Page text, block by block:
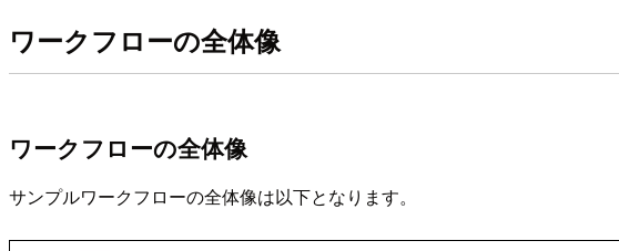
ワークフローの全体像
ワークフローの全体像
サンプルワークフローの全体像は以下となります。